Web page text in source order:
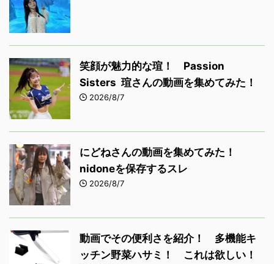
笑顔が魅力的な瑄！ Passion
Sisters 瑄さんの動画を集めてみた！
2026/8/7
にどねさんの動画を集めてみた！
nidoneを保存するスレ
2026/8/7
動画でその便利さを紹介！ 多機能キ
ッチン野菜ハサミ！ これは欲しい！